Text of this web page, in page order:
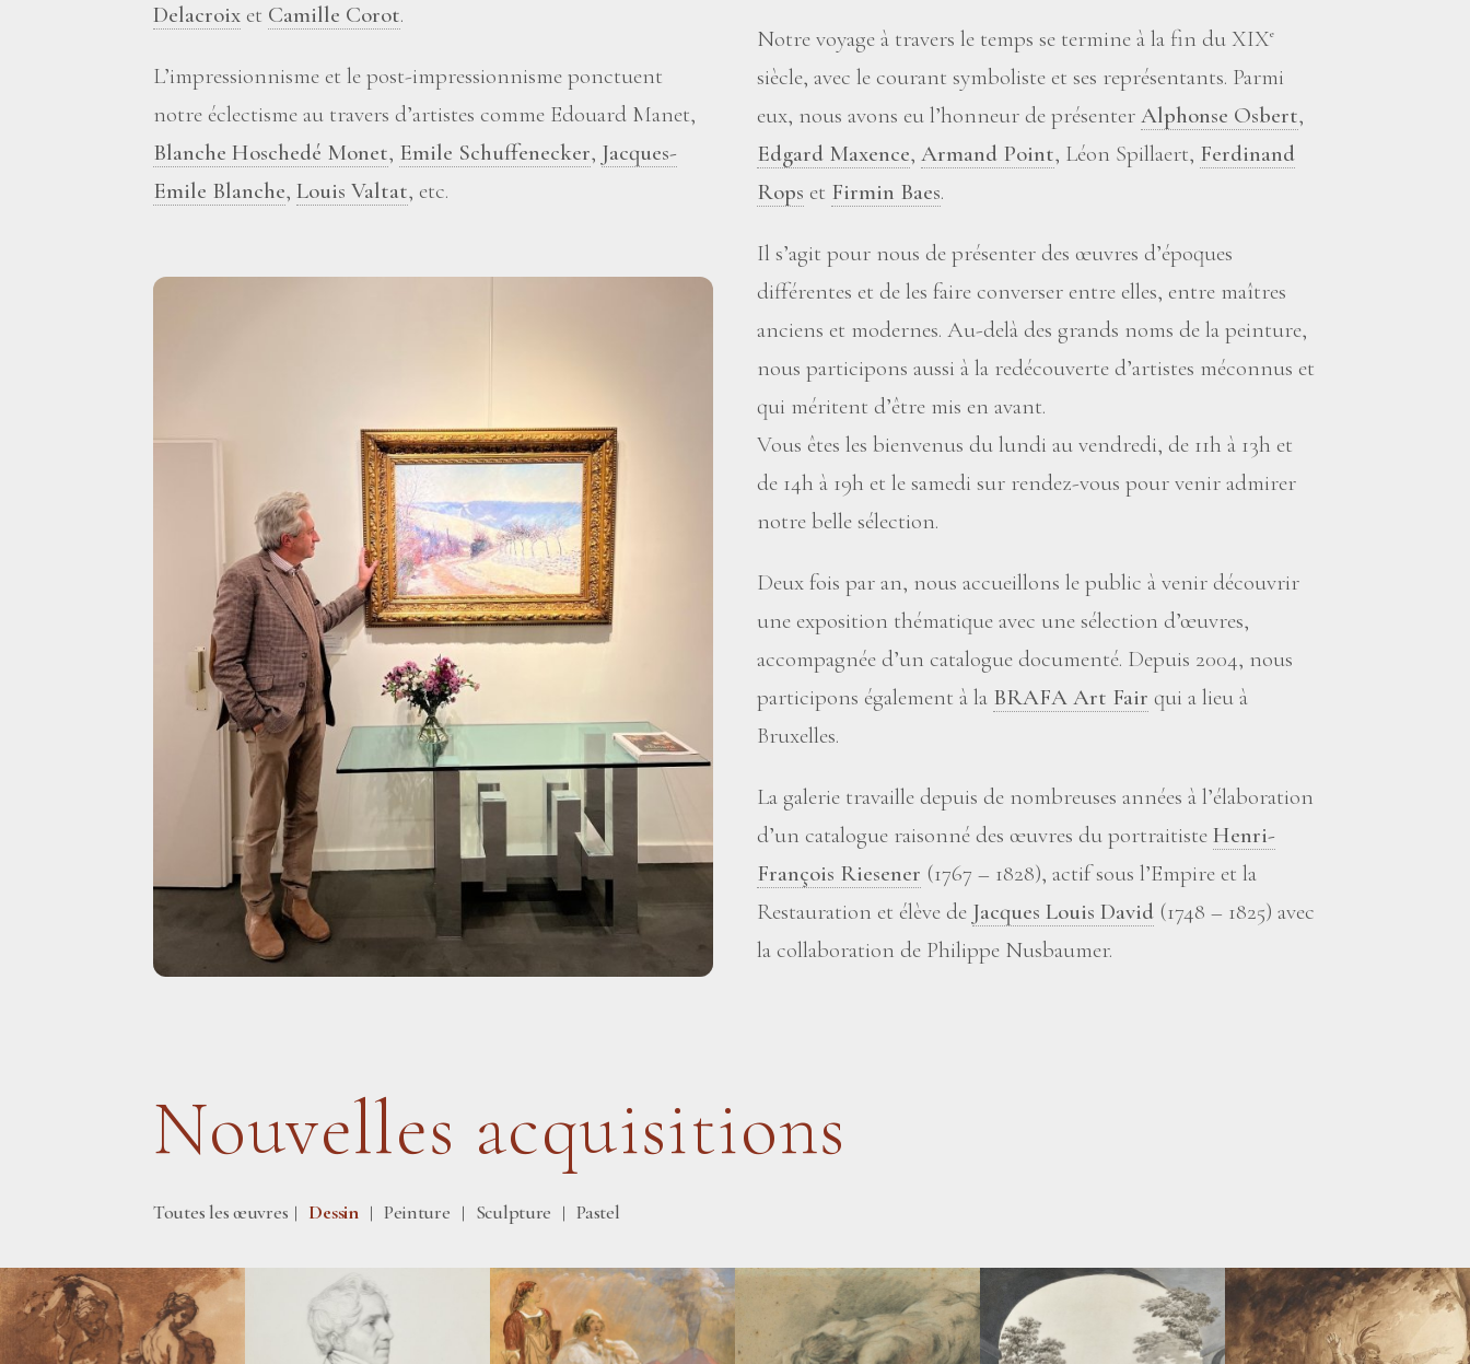
Delacroix et Camille Corot.
L’impressionnisme et le post-impressionnisme ponctuent
notre éclectisme au travers d’artistes comme Edouard Manet,
Blanche Hoschedé Monet, Emile Schuffenecker, Jacques-
Emile Blanche, Louis Valtat, etc.
Notre voyage à travers le temps se termine à la fin du XIXe
siècle, avec le courant symboliste et ses représentants. Parmi
eux, nous avons eu l’honneur de présenter Alphonse Osbert,
Edgard Maxence, Armand Point, Léon Spillaert, Ferdinand
Rops et Firmin Baes.
Il s’agit pour nous de présenter des œuvres d’époques
différentes et de les faire converser entre elles, entre maîtres
anciens et modernes. Au-delà des grands noms de la peinture,
nous participons aussi à la redécouverte d’artistes méconnus et
qui méritent d’être mis en avant.
Vous êtes les bienvenus du lundi au vendredi, de 11h à 13h et
de 14h à 19h et le samedi sur rendez-vous pour venir admirer
notre belle sélection.
Deux fois par an, nous accueillons le public à venir découvrir
une exposition thématique avec une sélection d’œuvres,
accompagnée d’un catalogue documenté. Depuis 2004, nous
participons également à la BRAFA Art Fair qui a lieu à
Bruxelles.
La galerie travaille depuis de nombreuses années à l’élaboration
d’un catalogue raisonné des œuvres du portraitiste Henri-
François Riesener (1767 – 1828), actif sous l’Empire et la
Restauration et élève de Jacques Louis David (1748 – 1825) avec
la collaboration de Philippe Nusbaumer.
Nouvelles acquisitions
Toutes les œuvres | Dessin | Peinture | Sculpture | Pastel